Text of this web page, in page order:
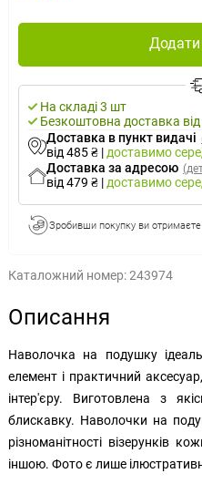
На складі 3 шт
Безкоштовна доставка
Доставка в пункт видачі
від 485 ₴ | доставимо
Доставка за адресою
від 479 ₴ | доставимо
Зробивши покупку ви отримаєте
Каталожний номер:243974
Описання
Наволочка на подушку
елемент і практичний
інтер'єру. Виготовлена з
блискавку. Наволочки на
різноманітності візерунків
іншою. Фото є лише